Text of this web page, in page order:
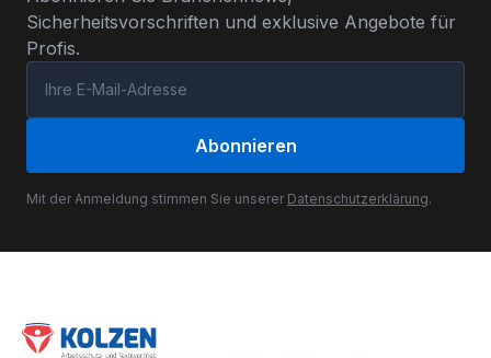
Sicherheitsvorschriften und exklusive Angebote für
Profis.
Abonnieren
Mit der Anmeldung stimmen Sie unserer Datenschutzerklärung.